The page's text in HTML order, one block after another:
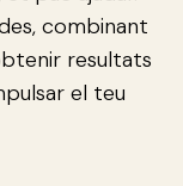
combinant
resultats
el teu